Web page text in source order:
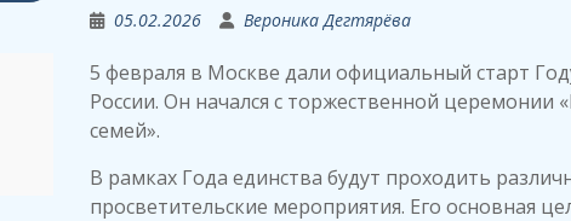
05.02.2026 Вероника Дегтярёва
5 февраля в Москве дали официальный старт
России. Он начался с торжественной церемонии
семей».
В рамках Года единства будут проходить
просветительские мероприятия. Его основная